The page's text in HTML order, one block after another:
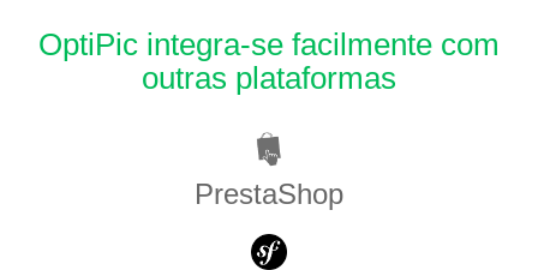
OptiPic integra-se facilmente com
outras plataformas
PrestaShop